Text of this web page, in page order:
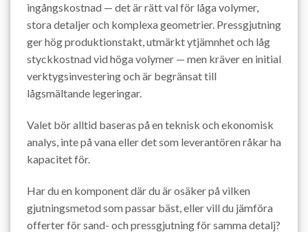
ingångskostnad — det är rätt val för låga volymer,
stora detaljer och komplexa geometrier. Pressgjutning
ger hög produktionstakt, utmärkt ytjämnhet och låg
styckkostnad vid höga volymer — men kräver en initial
verktygsinvestering och är begränsat till
lågsmältande legeringar.
Valet bör alltid baseras på en teknisk och ekonomisk
analys, inte på vana eller det som leverantören råkar ha
kapacitet för.
Har du en komponent där du är osäker på vilken
gjutningsmetod som passar bäst, eller vill du jämföra
offerter för sand- och pressgjutning för samma detalj?